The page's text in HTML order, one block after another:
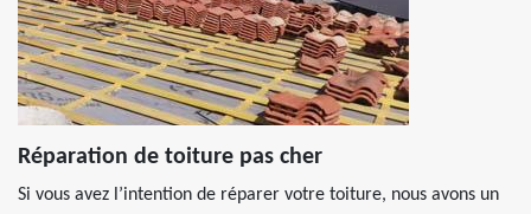
Réparation de toiture pas cher
Si vous avez l’intention de réparer votre toiture, nous avons un